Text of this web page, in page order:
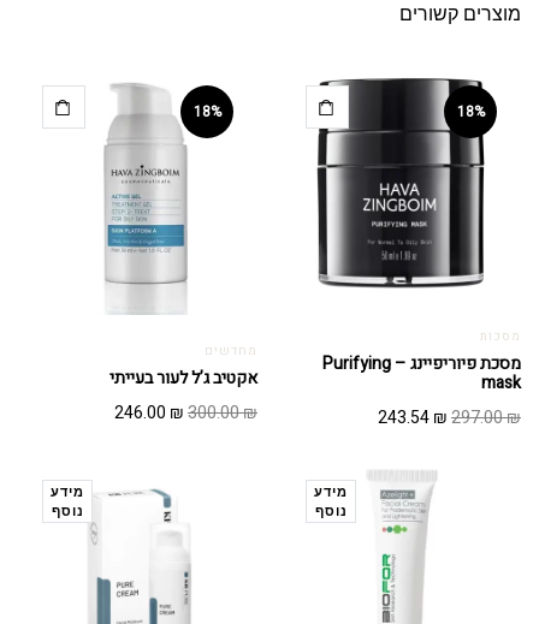
מוצרים קשורים
18%
מסכות
מסכת פיוריפיינג – Purifying
mask
297.00₪
המחיר
היה:
297.00 ₪.
243.54₪
המחיר
הוא:
243.54 ₪.
18%
מחדשים
אקטיב ג’ל לעור בעייתי
300.00₪
המחיר
300.00 ₪.
246.00 ₪
המחיר
246.00 ₪.
מידע
נוסף
מידע
נוסף